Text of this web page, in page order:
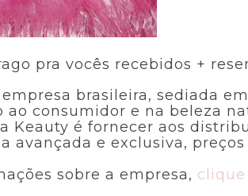
pra vocês recebidos +
brasileira, sediada
consumidor e na beleza
é fornecer aos
e exclusiva,
sobre a empresa, clique